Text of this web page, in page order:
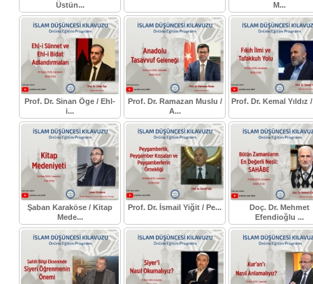
Üstün...
M...
Prof. Dr. Sinan Öge / Ehl-
i...
Prof. Dr. Ramazan Muslu /
A...
Prof. Dr. Kemal Yıldız /
Şaban Karaköse / Kitap
Mede...
Prof. Dr. İsmail Yiğit / Pe...
Doç. Dr. Mehmet
Efendioğlu ...